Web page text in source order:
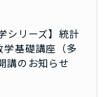
シリーズ】統計
基礎講座（多
講のお知らせ